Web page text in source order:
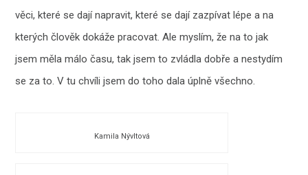
věci, které se dají napravit, které se dají zazpívat lépe a na
kterých člověk dokáže pracovat. Ale myslím, že na to jak
jsem měla málo času, tak jsem to zvládla dobře a nestydím
se za to. V tu chvíli jsem do toho dala úplně všechno.
Kamila Nývltová